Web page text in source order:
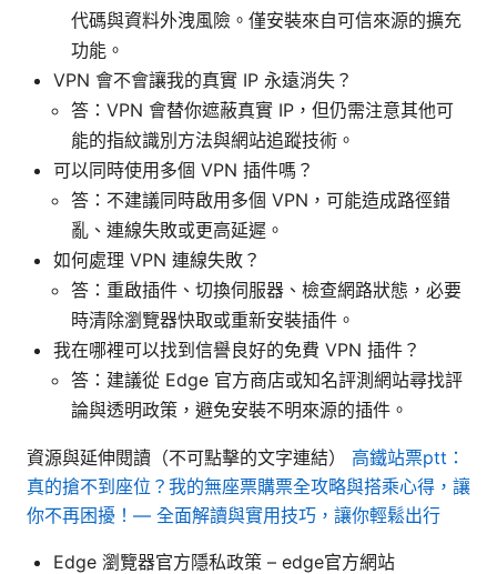
代碼與資料外洩風險。僅安裝來自可信來源的擴充
功能。
VPN 會不會讓我的真實 IP 永遠消失？
答：VPN 會替你遮蔽真實 IP，但仍需注意其他可
能的指紋識別方法與網站追蹤技術。
可以同時使用多個 VPN 插件嗎？
答：不建議同時啟用多個 VPN，可能造成路徑錯
亂、連線失敗或更高延遲。
如何處理 VPN 連線失敗？
答：重啟插件、切換伺服器、檢查網路狀態，必要
時清除瀏覽器快取或重新安裝插件。
我在哪裡可以找到信譽良好的免費 VPN 插件？
答：建議從 Edge 官方商店或知名評測網站尋找評
論與透明政策，避免安裝不明來源的插件。
資源與延伸閱讀（不可點擊的文字連結） 高鐵站票ptt：
真的搶不到座位？我的無座票購票全攻略與搭乘心得，讓
你不再困擾！— 全面解讀與實用技巧，讓你輕鬆出行
Edge 瀏覽器官方隱私政策 – edge官方網站